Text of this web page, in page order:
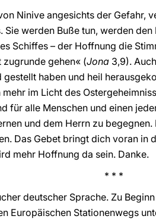
Ninive angesichts der Gefahr,
werden Buße tun, werden
Schiffes – der Hoffnung die
gehen« (Jona 3,9).
haben und heil
im Licht des
für alle Menschen und einen
und dem Herrn zu
Das Gebet bringt dich voran
mehr Hoffnung da sein. Danke.
* * *
deutscher Sprache. Zu
Europäischen Stationenwegs